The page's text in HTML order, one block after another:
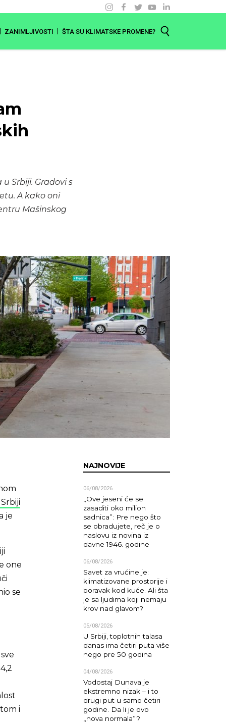
ZANIMLJIVOSTI ŠTA SU KLIMATSKE PROMENE?
Srbiji. Gradovi s
A kako oni
Mašinskog
je
one
se
i
NAJNOVIJE
06/08/2026
„Ove jeseni će se
zasaditi oko milion
sadnica”: Pre nego što
se obradujete, reč je o
naslovu iz novina iz
davne 1946. godine
06/08/2026
Savet za vrućine je:
klimatizovane prostorije i
boravak kod kuće. Ali šta
je sa ljudima koji nemaju
krov nad glavom?
05/08/2026
U Srbiji, toplotnih talasa
danas ima četiri puta više
nego pre 50 godina
04/08/2026
Vodostaj Dunava je
ekstremno nizak – i to
drugi put u samo četiri
godine. Da li je ovo
„nova normala”?